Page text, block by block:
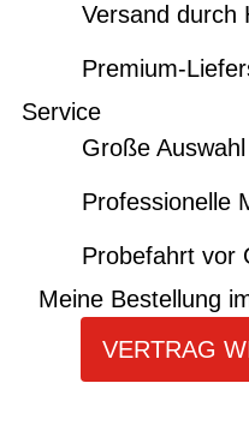
Versand durch
Premium-
Service
Große
Professionelle
Probefahrt vor
Meine Bestellung
VERTRAG